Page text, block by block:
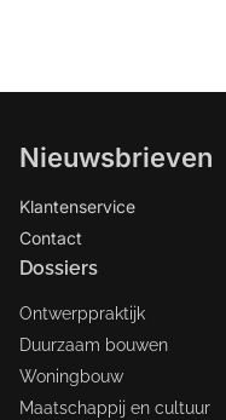
Nieuwsbrieven
Klantenservice
Contact
Dossiers
Ontwerppraktijk
Duurzaam bouwen
Woningbouw
Maatschappij en cultuur